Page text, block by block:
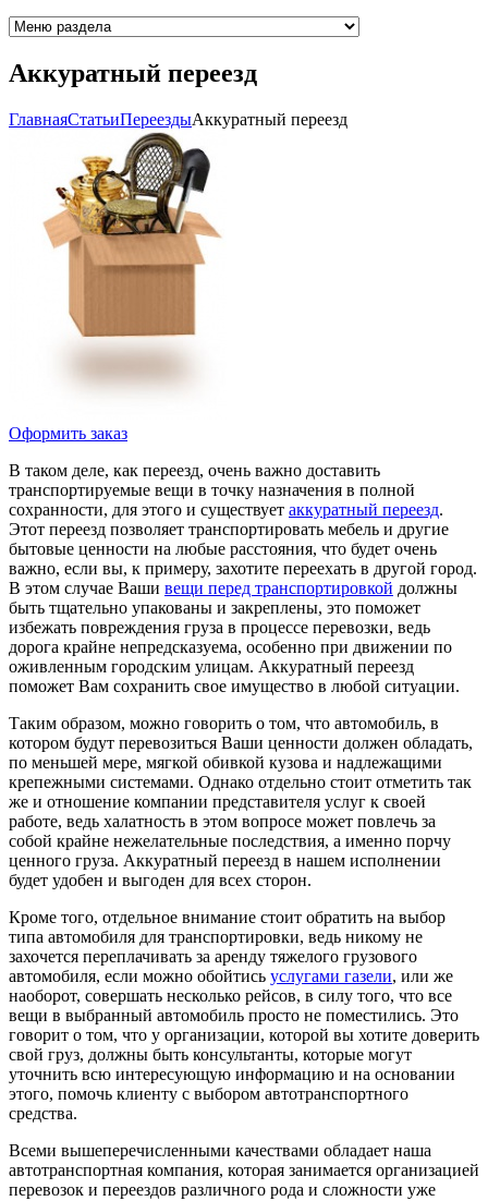
Аккуратный переезд
ГлавнаяCтатьиПереездыАккуратный переезд
Оформить заказ
В таком деле, как переезд, очень важно доставить
транспортируемые вещи в точку назначения в полной
сохранности, для этого и существует аккуратный переезд.
Этот переезд позволяет транспортировать мебель и другие
бытовые ценности на любые расстояния, что будет очень
важно, если вы, к примеру, захотите переехать в другой город.
В этом случае Ваши вещи перед транспортировкой должны
быть тщательно упакованы и закреплены, это поможет
избежать повреждения груза в процессе перевозки, ведь
дорога крайне непредсказуема, особенно при движении по
оживленным городским улицам. Аккуратный переезд
поможет Вам сохранить свое имущество в любой ситуации.
Таким образом, можно говорить о том, что автомобиль, в
котором будут перевозиться Ваши ценности должен обладать,
по меньшей мере, мягкой обивкой кузова и надлежащими
крепежными системами. Однако отдельно стоит отметить так
же и отношение компании представителя услуг к своей
работе, ведь халатность в этом вопросе может повлечь за
собой крайне нежелательные последствия, а именно порчу
ценного груза. Аккуратный переезд в нашем исполнении
будет удобен и выгоден для всех сторон.
Кроме того, отдельное внимание стоит обратить на выбор
типа автомобиля для транспортировки, ведь никому не
захочется переплачивать за аренду тяжелого грузового
автомобиля, если можно обойтись услугами газели, или же
наоборот, совершать несколько рейсов, в силу того, что все
вещи в выбранный автомобиль просто не поместились. Это
говорит о том, что у организации, которой вы хотите доверить
свой груз, должны быть консультанты, которые могут
уточнить всю интересующую информацию и на основании
этого, помочь клиенту с выбором автотранспортного
средства.
Всеми вышеперечисленными качествами обладает наша
автотранспортная компания, которая занимается организацией
перевозок и переездов различного рода и сложности уже